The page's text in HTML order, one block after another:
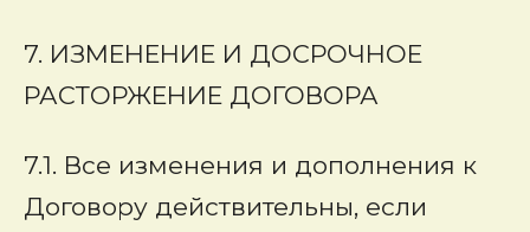
7. ИЗМЕНЕНИЕ И ДОСРОЧНОЕ
РАСТОРЖЕНИЕ ДОГОВОРА
7.1. Все изменения и дополнения к
Договору действительны, если